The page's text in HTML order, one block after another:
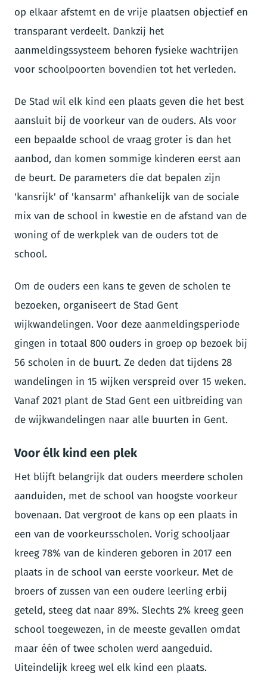
op elkaar afstemt en de vrije plaatsen objectief en
transparant verdeelt. Dankzij het
aanmeldingssysteem behoren fysieke wachtrijen
voor schoolpoorten bovendien tot het verleden.
De Stad wil elk kind een plaats geven die het best
aansluit bij de voorkeur van de ouders. Als voor
een bepaalde school de vraag groter is dan het
aanbod, dan komen sommige kinderen eerst aan
de beurt. De parameters die dat bepalen zijn
'kansrijk' of 'kansarm' afhankelijk van de sociale
mix van de school in kwestie en de afstand van de
woning of de werkplek van de ouders tot de
school.
Om de ouders een kans te geven de scholen te
bezoeken, organiseert de Stad Gent
wijkwandelingen. Voor deze aanmeldingsperiode
gingen in totaal 800 ouders in groep op bezoek bij
56 scholen in de buurt. Ze deden dat tijdens 28
wandelingen in 15 wijken verspreid over 15 weken.
Vanaf 2021 plant de Stad Gent een uitbreiding van
de wijkwandelingen naar alle buurten in Gent.
Voor élk kind een plek
Het blijft belangrijk dat ouders meerdere scholen
aanduiden, met de school van hoogste voorkeur
bovenaan. Dat vergroot de kans op een plaats in
een van de voorkeursscholen. Vorig schooljaar
kreeg 78% van de kinderen geboren in 2017 een
plaats in de school van eerste voorkeur. Met de
broers of zussen van een oudere leerling erbij
geteld, steeg dat naar 89%. Slechts 2% kreeg geen
school toegewezen, in de meeste gevallen omdat
maar één of twee scholen werd aangeduid.
Uiteindelijk kreeg wel elk kind een plaats.